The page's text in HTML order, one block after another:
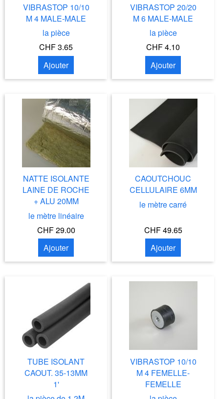
VIBRASTOP 10/10
M 4 MALE-MALE
la pièce
CHF 3.65
Ajouter
VIBRASTOP 20/20
M 6 MALE-MALE
la pièce
CHF 4.10
Ajouter
NATTE ISOLANTE
LAINE DE ROCHE
+ ALU 20MM
le mètre linéaire
CHF 29.00
Ajouter
CAOUTCHOUC
CELLULAIRE 6MM
le mètre carré
CHF 49.65
Ajouter
TUBE ISOLANT
CAOUT. 35-13MM
1'
VIBRASTOP 10/10
M 4 FEMELLE-
FEMELLE